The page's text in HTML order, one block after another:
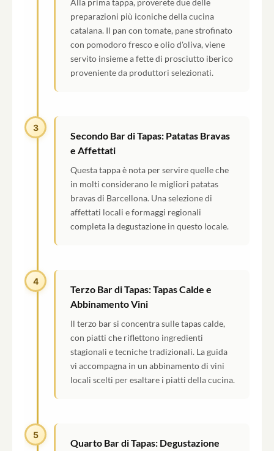
Alla prima tappa, proverete due delle
preparazioni più iconiche della cucina
catalana. Il pan con tomate, pane strofinato
con pomodoro fresco e olio d'oliva, viene
servito insieme a fette di prosciutto iberico
proveniente da produttori selezionati.
3
Secondo Bar di Tapas: Patatas Bravas
e Affettati
Questa tappa è nota per servire quelle che
in molti considerano le migliori patatas
bravas di Barcellona. Una selezione di
affettati locali e formaggi regionali
completa la degustazione in questo locale.
4
Terzo Bar di Tapas: Tapas Calde e
Abbinamento Vini
Il terzo bar si concentra sulle tapas calde,
con piatti che riflettono ingredienti
stagionali e tecniche tradizionali. La guida
vi accompagna in un abbinamento di vini
locali scelti per esaltare i piatti della cucina.
5
Quarto Bar di Tapas: Degustazione